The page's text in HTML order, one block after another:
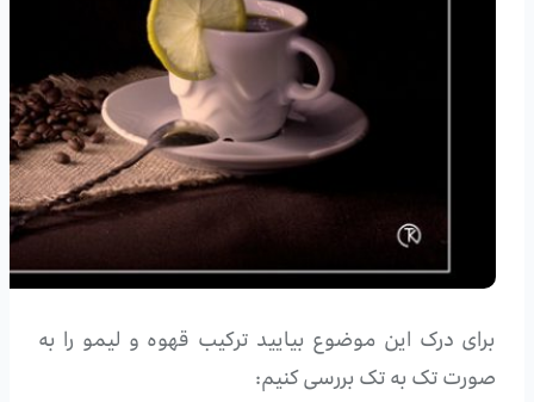
برای درک این موضوع بیایید ترکیب قهوه و لیمو را به
صورت تک به تک بررسی کنیم: